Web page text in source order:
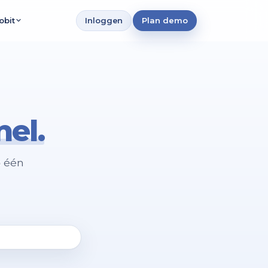
vestigingen
Inloggen Plan demo
één